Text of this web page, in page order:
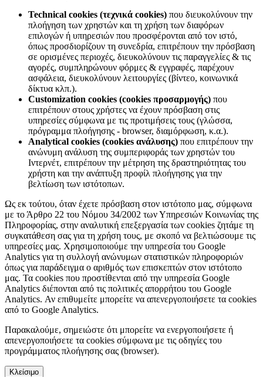
Technical cookies (τεχνικά cookies) που διευκολύνουν την
πλοήγηση των χρηστών και τη χρήση των διαφόρων
επιλογών ή υπηρεσιών που προσφέρονται από τον ιστό,
όπως προσδιορίζουν τη συνεδρία, επιτρέπουν την πρόσβαση
σε ορισμένες περιοχές, διευκολύνουν τις παραγγελίες & τις
αγορές, συμπληρώνουν φόρμες & εγγραφές, παρέχουν
ασφάλεια, διευκολύνουν λειτουργίες (βίντεο, κοινωνικά
δίκτυα κλπ.).
Customization cookies (cookies προσαρμογής) που
επιτρέπουν στους χρήστες να έχουν πρόσβαση στις
υπηρεσίες σύμφωνα με τις προτιμήσεις τους (γλώσσα,
πρόγραμμα πλοήγησης - browser, διαμόρφωση, κ.α.).
Analytical cookies (cookies ανάλυσης) που επιτρέπουν την
ανώνυμη ανάλυση της συμπεριφοράς των χρηστών του
Ιντερνέτ, επιτρέπουν την μέτρηση της δραστηριότητας του
χρήστη και την ανάπτυξη προφίλ πλοήγησης για την
βελτίωση των ιστότοπων.
Ως εκ τούτου, όταν έχετε πρόσβαση στον ιστότοπο μας, σύμφωνα
με το Άρθρο 22 του Νόμου 34/2002 των Υπηρεσιών Κοινωνίας της
Πληροφορίας, στην αναλυτική επεξεργασία των cookies ζητάμε τη
συγκατάθεση σας για τη χρήση τους, με σκοπό να βελτιώσουμε τις
υπηρεσίες μας. Χρησιμοποιούμε την υπηρεσία του Google
Analytics για τη συλλογή ανώνυμων στατιστικών πληροφοριών
όπως για παράδειγμα ο αριθμός των επισκεπτών στον ιστότοπο
μας. Τα cookies που προστίθενται από την υπηρεσία Google
Analytics διέπονται από τις πολιτικές απορρήτου του Google
Analytics. Αν επιθυμείτε μπορείτε να απενεργοποιήσετε τα cookies
από το Google Analytics.
Παρακαλούμε, σημειώστε ότι μπορείτε να ενεργοποιήσετε ή
απενεργοποιήσετε τα cookies σύμφωνα με τις οδηγίες του
προγράμματος πλοήγησης σας (browser).
Κλείσιμο